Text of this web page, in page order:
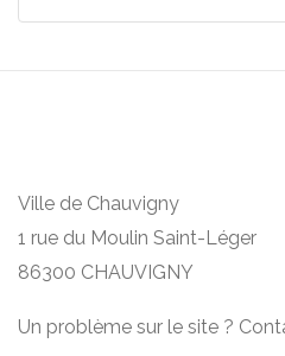
Ville de Chauvigny
1 rue du Moulin Saint-Léger
86300 CHAUVIGNY
Un problème sur le site ?